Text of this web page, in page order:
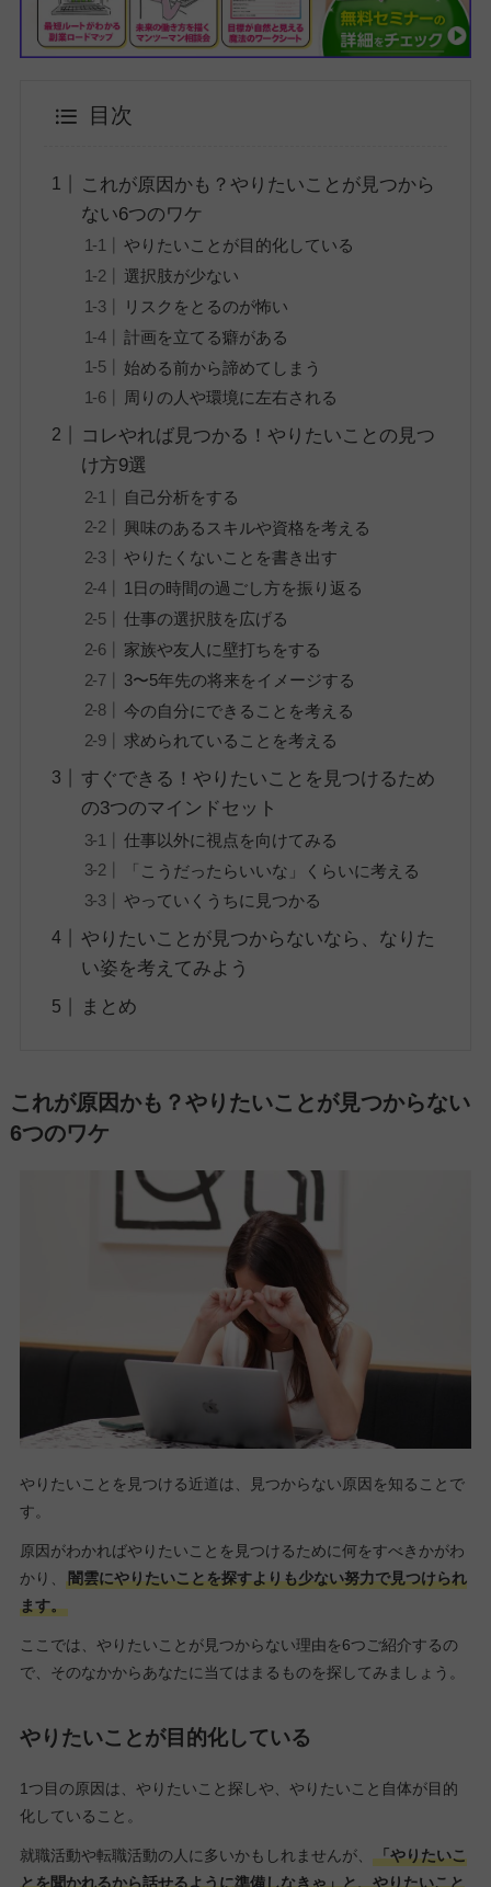
目次
これが原因かも？やりたいことが見つから
ない6つのワケ
やりたいことが目的化している
選択肢が少ない
リスクをとるのが怖い
計画を立てる癖がある
始める前から諦めてしまう
周りの人や環境に左右される
コレやれば見つかる！やりたいことの見つ
け方9選
自己分析をする
興味のあるスキルや資格を考える
やりたくないことを書き出す
1日の時間の過ごし方を振り返る
仕事の選択肢を広げる
家族や友人に壁打ちをする
3〜5年先の将来をイメージする
今の自分にできることを考える
求められていることを考える
すぐできる！やりたいことを見つけるため
の3つのマインドセット
仕事以外に視点を向けてみる
「こうだったらいいな」くらいに考える
やっていくうちに見つかる
やりたいことが見つからないなら、なりた
い姿を考えてみよう
まとめ
これが原因かも？やりたいことが見つからない
6つのワケ
やりたいことを見つける近道は、見つからない原因を知ることで
す。
原因がわかればやりたいことを見つけるために何をすべきかがわ
かり、
闇雲にやりたいことを探すよりも少ない努力で見つけられ
ます。
ここでは、やりたいことが見つからない理由を6つご紹介するの
で、そのなかからあなたに当てはまるものを探してみましょう。
やりたいことが目的化している
1つ目の原因は、やりたいこと探しや、やりたいこと自体が目的
化していること。
就職活動や転職活動の人に多いかもしれませんが、
「やりたいこ
とを聞かれるから話せるように準備しなきゃ」と、やりたいこと